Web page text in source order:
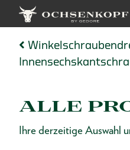
ALLE
Ihre derzeitige Auswahl